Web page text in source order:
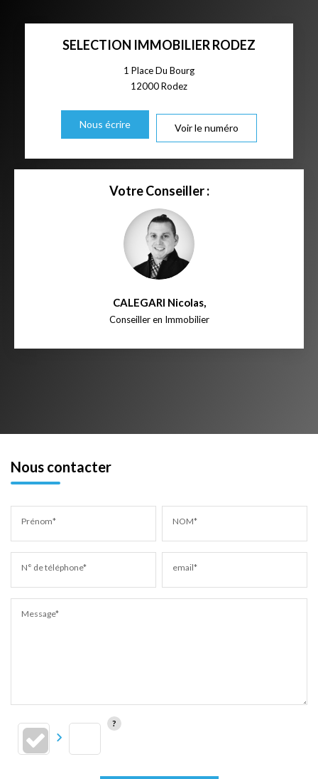
SELECTION IMMOBILIER RODEZ
1 Place Du Bourg
12000Rodez
Nous écrire Voir le numéro
Votre Conseiller :
CALEGARI Nicolas,
Conseiller en Immobilier
Nous contacter
Prénom* NOM*
N° de téléphone* email*
Message*